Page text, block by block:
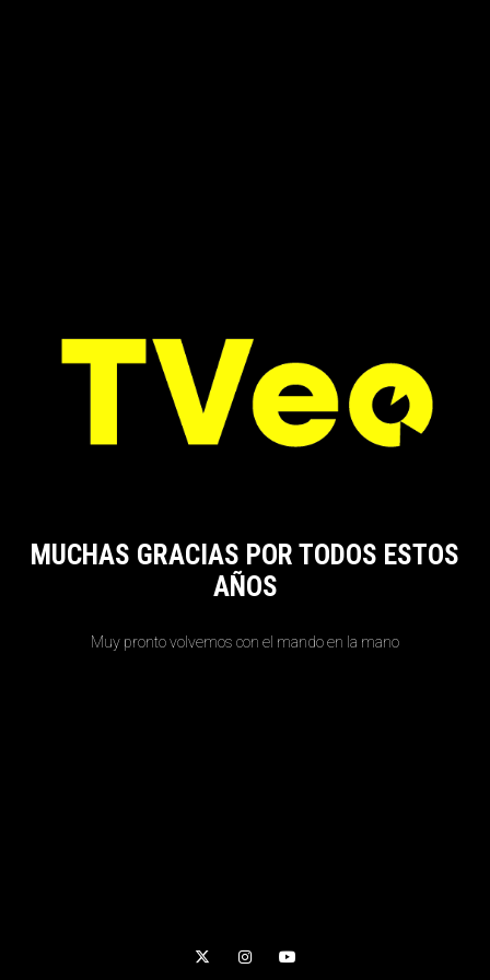
MUCHAS GRACIAS POR TODOS ESTOS
AÑOS
Muy pronto volvemos con el mando en la mano